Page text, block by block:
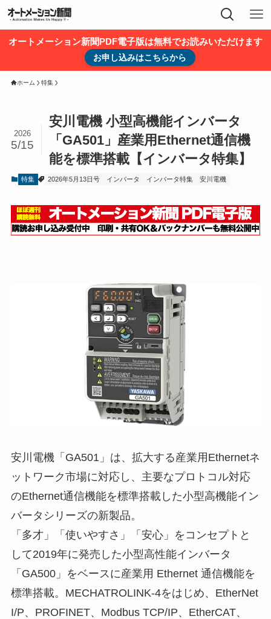
オートメーション新聞PDF電子版は無料でお読みいただけます
お申し込みはこちらから
ホーム 特集
安川電機 小型高機能インバータ
「GA501」産業用Ethernet通信機
能を標準搭載【インバータ特集】
2026
5/15
特集 2026年5月13日号 インバータ インバータ特集 安川電機
安川電機「GA501」は、拡大する産業用Ethernetネ
ットワーク市場に対応し、主要なプロトコル対応
のEthernet通信機能を標準搭載した小型高機能イン
バータシリーズの新製品。
「多才」「使いやすさ」「安心」をコンセプトと
して2019年に発売した小型高性能インバータ
「GA500」をベースに産業用 Ethernet 通信機能を
標準搭載。MECHATROLINK-4をはじめ、EtherNet
I/P、PROFINET、Modbus TCP/IP、EtherCAT、